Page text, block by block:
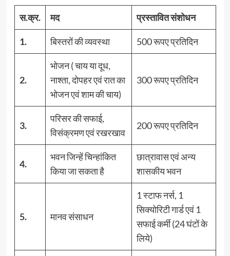
स.क्र. मद प्रस्तावित संशोधन
1. बिस्तरों की व्यवस्था 500 रूपए प्रतिदिन
2.
भोजन ( चाय या दूध,
नाश्ता, दोपहर एवं रात का
भोजन एवं शाम की चाय)
300 रूपए प्रतिदिन
3.
परिसर की सफाई,
विसंक्रमण एवं रखरखाव
200 रूपए प्रतिदिन
4.
भवन जिन्हें चिन्हांकित
किया जा सकता है
छात्रावास एवं अन्य
शासकीय भवन
5. मानव संसाधन
1 स्टाफ नर्स, 1
सिक्योरिटी गार्ड एवं 1
सफाई कर्मी (24 घंटों के
लिये)